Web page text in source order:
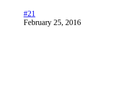
#21
February 25, 2016